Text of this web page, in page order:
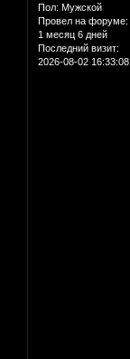
Пол: Мужской
Провел на форуме:
1 месяц 6 дней
Последний визит:
2026-08-02 16:33:08